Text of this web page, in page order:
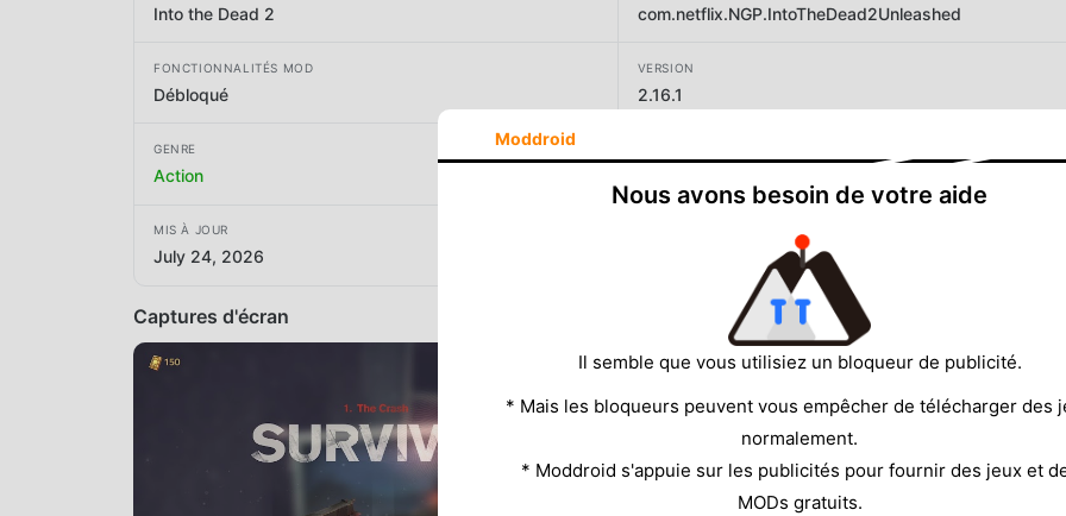
Into the Dead 2 com.netflix.NGP.IntoTheDead2Unleashed
FONCTIONNALITÉS MOD
Débloqué
VERSION
2.16.1
GENRE
Action
MIS À JOUR
July 24, 2026
Captures d'écran
Moddroid
Nous avons besoin de votre aide
Il semble que vous utilisiez un bloqueur de publicité.
* Mais les bloqueurs peuvent vous empêcher de télécharger des
normalement.
* Moddroid s'appuie sur les publicités pour fournir des jeux et
MODs gratuits.